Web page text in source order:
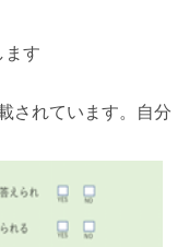
ます
されています。自分